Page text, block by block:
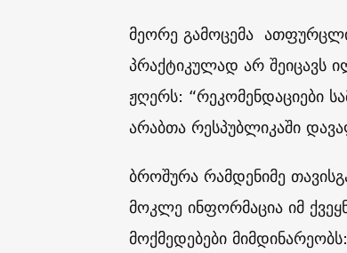
მეორე გამოცემა
პრაქტიკულად არ შეიცავს
ჟღერს: “რეკომენდაციები
არაბთა რესპუბლიკაში
ბროშურა რამდენიმე
მოკლე ინფორმაცია იმ
მოქმედებები